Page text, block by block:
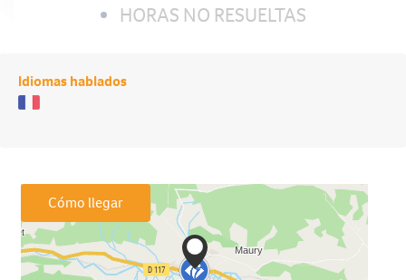
HORAS NO RESUELTAS
Idiomas hablados
Cómo llegar